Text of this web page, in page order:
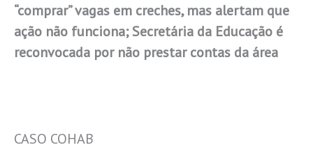
“comprar” vagas em creches, mas alertam que
ação não funciona; Secretária da Educação é
reconvocada por não prestar contas da área
CASO COHAB